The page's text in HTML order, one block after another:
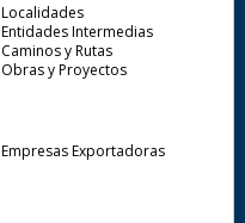
Localidades
Entidades Intermedias
Caminos y Rutas
Obras y Proyectos
Empresas Exportadoras